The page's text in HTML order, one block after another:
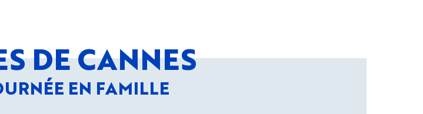
DE CANNES
EN FAMILLE